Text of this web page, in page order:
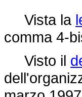
Vista la
comma 4-
Visto il